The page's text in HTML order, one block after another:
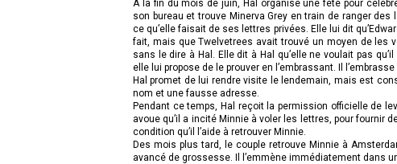
À la fin du mois de juin, Hal organise une fête pour
son bureau et trouve Minerva Grey en train de ranger
ce qu’elle faisait de ses lettres privées. Elle lui dit
fait, mais que Twelvetrees avait trouvé un moyen de les
sans le dire à Hal. Elle dit à Hal qu’elle ne voulait pas
elle lui propose de le prouver en l’embrassant. Il
Hal promet de lui rendre visite le lendemain, mais est
nom et une fausse adresse.
Pendant ce temps, Hal reçoit la permission officielle de
avoue qu’il a incité Minnie à voler les lettres, pour fournir
condition qu’il l’aide à retrouver Minnie.
Des mois plus tard, le couple retrouve Minnie à
avancé de grossesse. Il l’emmène immédiatement dans